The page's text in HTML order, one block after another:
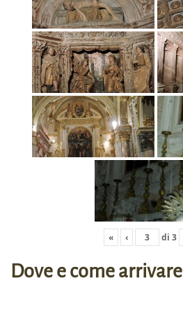
« ‹ di 3
Dove e come arrivare